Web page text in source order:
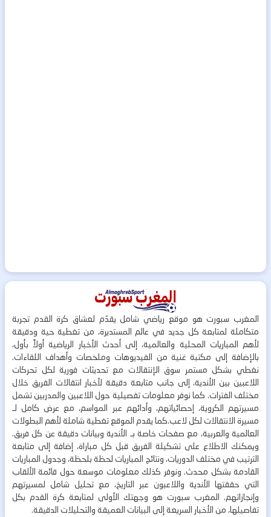
المغرب سبورت هو موقع رياضي شامل يقدّم لعشاق كرة القدم تجربة
متكاملة لمتابعة كل جديد في عالم المستديرة، من تغطية حية ودقيقة
لأهم المباريات المحلية والعالمية، إلى أحدث الأخبار الرياضية أولاً بأول،
بالإضافة إلى مكتبة غنية من الفيديوهات وملخصات وأهداف اللقاءات.
نغطي بشكل مستمر سوق الإنتقالات مع تحديثات فورية لكل تحركات
اللاعبين بين الأندية، إلى جانب متابعة دقيقة لأخبار انتقالات الفريق خلال
مختلف الفترات. كما نوفر معلومات تفصيلية حول اللاعبين والمدربين تشمل
مسيرتهم الكروية، إحصائياتهم، وأدائهم عبر المواسم، مع عرض كامل لـ
مسيرة الانتقالات لكل لاعب.كما يقدم الموقع تغطية شاملة لأهم البطولات
العالمية والعربية، مع صفحات خاصة بـ الأندية وبيانات دقيقة عن كل فريق.
ويمكنك الاطلاع على تشكيلة الفريق قبل كل مباراة، إضافة إلى متابعة
الترتيب في مختلف الدوريات، ونتائج المباريات لحظة بلحظة، وجدول المباريات
القادمة بشكل محدث. ونوفر كذلك معلومات موسعة حول قائمة الألقاب
التي حققتها الأندية واللاعبون عبر التاريخ، مع تحليل شامل لمسيرتهم
وإنجازاتهم. المغرب سبورت هو وجهتك الأولى لمتابعة كرة القدم بكل
تفاصيلها، من الأخبار السريعة إلى البيانات العميقة والتحليلات الدقيقة.